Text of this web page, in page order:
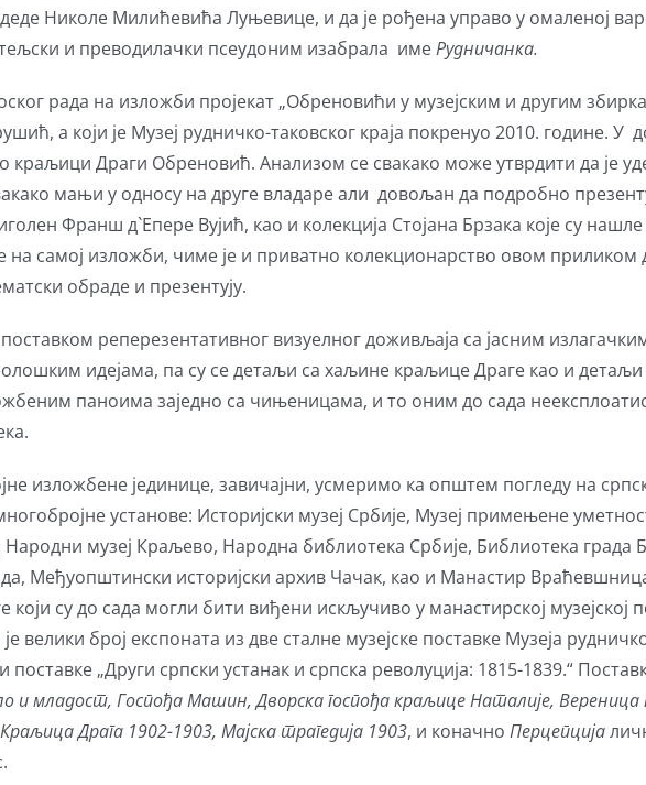
Николе Милићевића Луњевице, и да је рођена управо у омаленој
и преводилачки псеудоним изабрала имеРудничанка.
рада на изложби пројекат „Обреновићи у музејским и другим
а који је Музеј рудничко-таковског краја покренуо 2010. године.
о краљици Драги Обреновић. Анализом се свакако може утврдити да је
мањи у односу на друге владаре али довољан да подробно
Франш д`Епере Вујић, као и колекција Стојана Брзака које су
самој изложби, чиме је и приватно колекционарство овом приликом
обраде и презентују.
реперезентативног визуелног доживљаја са јасним
идејама, па су се детаљи са хаљине краљице Драге као и
паноима заједно са чињеницама, и то оним до сада
изложбене јединице, завичајни, усмеримо ка општем погледу на
установе: Историјски музеј Србије, Музеј примењене
музеј Краљево, Народна библиотека Србије, Библиотека града
Међуопштински историјски архив Чачак, као и Манастир
су до сада могли бити виђени искључиво у манастирској музејској
број експоната из две сталне музејске поставке Музеја
„Други српски устанак и српска револуција: 1815-1839.“
и младост, Госпођа Машин, Дворска госпођа краљице Наталије,
Драга 1902-1903, Мајска трагедија 1903, и коначно Перцепција